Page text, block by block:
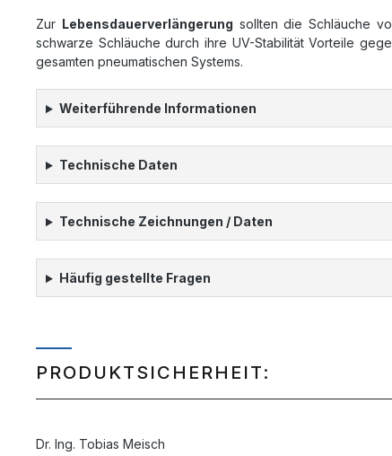
Zur Lebensdauerverlängerung sollten die Schläuche
schwarze Schläuche durch ihre UV-Stabilität Vorteile
gesamten pneumatischen Systems.
Weiterführende Informationen
Technische Daten
Technische Zeichnungen / Daten
Häufig gestellte Fragen
PRODUKTSICHERHEIT:
Dr. Ing. Tobias Meisch